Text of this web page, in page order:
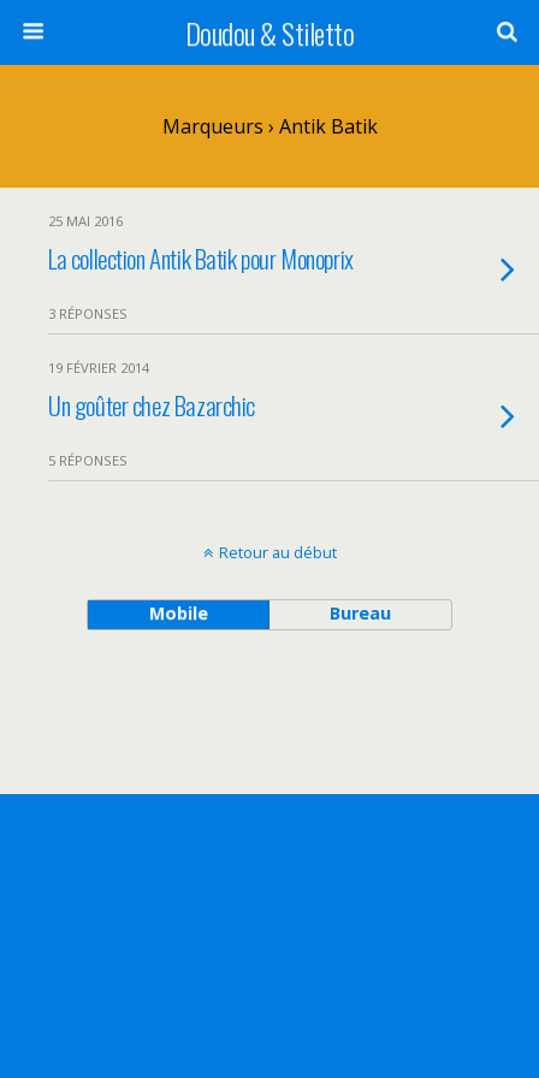
Doudou & Stiletto
Marqueurs › Antik Batik
25 MAI 2016
La collection Antik Batik pour Monoprix
3 RÉPONSES
19 FÉVRIER 2014
Un goûter chez Bazarchic
5 RÉPONSES
Retour au début
Mobile Bureau